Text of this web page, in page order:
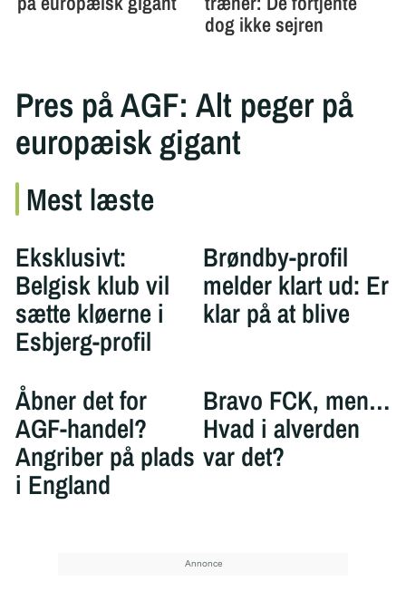
Pres på AGF: Alt peger på
europæisk gigant
Mest læste
Eksklusivt:
Belgisk klub vil
sætte kløerne i
Esbjerg-profil
Brøndby-profil
melder klart ud: Er
klar på at blive
Åbner det for
AGF-handel?
Angriber på plads
i England
Bravo FCK, men…
Hvad i alverden
var det?